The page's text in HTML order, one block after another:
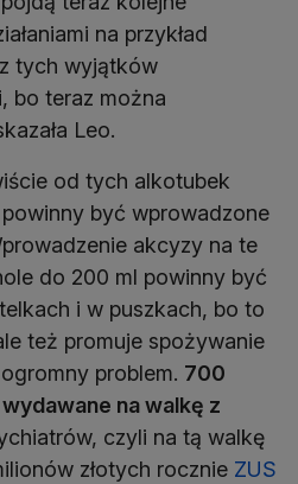
na przykład
tych wyjątków
bo teraz można
Leo.
od tych alkotubek
być wprowadzone
akcyzy na te
do 200 ml powinny być
i w puszkach, bo to
też promuje spożywanie
problem. 700
na walkę z
czyli na tą walkę
złotych rocznie ZUS